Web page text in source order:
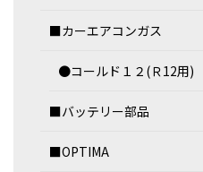
■カーエアコンガス
●コールド１２(Ｒ12用)
■バッテリー部品
■OPTIMA